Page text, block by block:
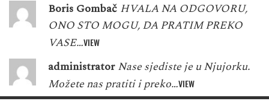
Boris Gombač HVALA NA ODGOVORU,
ONO STO MOGU, DA PRATIM PREKO
VASE…VIEW
administrator Nase sjediste je u Njujorku.
Možete nas pratiti i preko…VIEW